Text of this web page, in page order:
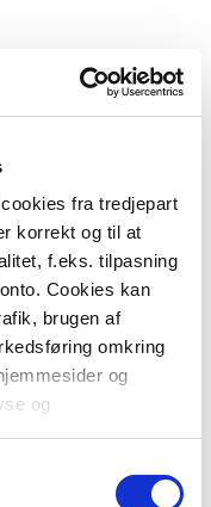
fra tredjepart
korrekt og til at
f.eks. tilpasning
Cookies kan
brugen af
omkring
og
og
under